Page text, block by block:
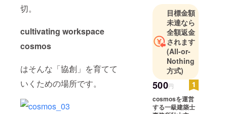
切。
cultivating workspace
cosmos
はそんな「協創」を育てて
いくための場所です。
目標金額
未達なら
全額返金
されます
(All-or-
Nothing
方式)
500円
cosmosを運営
する一級建築士